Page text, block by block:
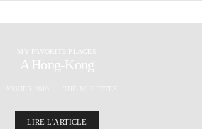
MY FAVORITE PLACES
A Hong-Kong
LIRE L'ARTICLE